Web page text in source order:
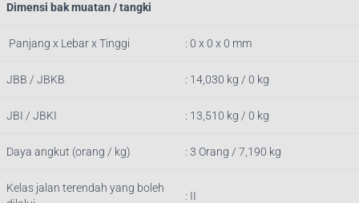
Dimensi bak muatan / tangki
Panjang x Lebar x Tinggi : 0 x 0 x 0 mm
JBB / JBKB : 14,030 kg / 0 kg
JBI / JBKI : 13,510 kg / 0 kg
Daya angkut (orang / kg) : 3 Orang / 7,190 kg
Kelas jalan terendah yang boleh
: II